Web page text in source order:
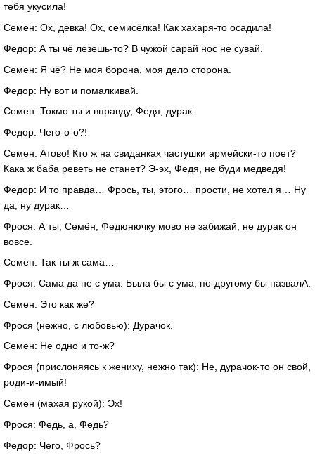
тебя укусила!
Семен: Ох, девка! Ох, семисёлка! Как хахаря-то осадила!
Федор: А ты чё лезешь-то? В чужой сарай нос не сувай.
Семен: Я чё? Не моя борона, моя дело сторона.
Федор: Ну вот и помалкивай.
Семен: Токмо ты и вправду, Федя, дурак.
Федор: Чего-о-о?!
Семен: Атово! Кто ж на свиданках частушки армейски-то поет?
Кака ж баба реветь не станет? Э-эх, Федя, не буди медведя!
Федор: И то правда… Фрось, ты, этого… прости, не хотел я… Ну
да, ну дурак…
Фрося: А ты, Семён, Федюнючку мово не забижай, не дурак он
вовсе.
Семен: Так ты ж сама…
Фрося: Сама да не с ума. Была бы с ума, по-другому бы назвалА.
Семен: Это как же?
Фрося (нежно, с любовью): Дурачок.
Семен: Не одно и то-ж?
Фрося (прислоняясь к жениху, нежно так): Не, дурачок-то он свой,
роди-и-имый!
Семен (махая рукой): Эх!
Фрося: Федь, а, Федь?
Федор: Чего, Фрось?